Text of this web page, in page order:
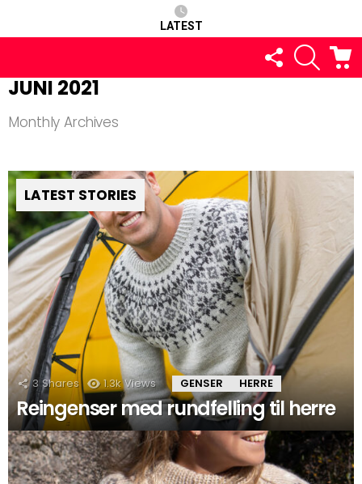
LATEST
FOLLOW
US
SEARCH
JUNI 2021
Monthly Archives
LATEST STORIES
3 Shares 1.3k Views GENSER HERRE
Reingenser med rundfelling til herre